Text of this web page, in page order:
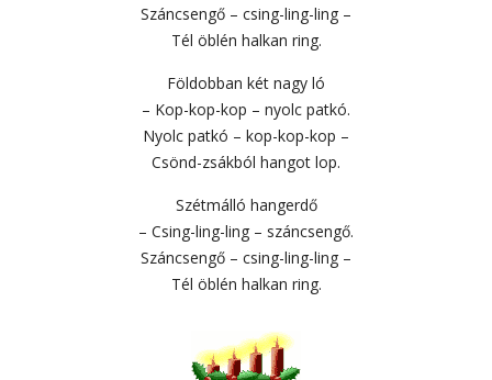
Száncsengő – csing-ling-ling –
Tél öblén halkan ring.
Földobban két nagy ló
– Kop-kop-kop – nyolc patkó.
Nyolc patkó – kop-kop-kop –
Csönd-zsákból hangot lop.
Szétmálló hangerdő
– Csing-ling-ling – száncsengő.
Száncsengő – csing-ling-ling –
Tél öblén halkan ring.